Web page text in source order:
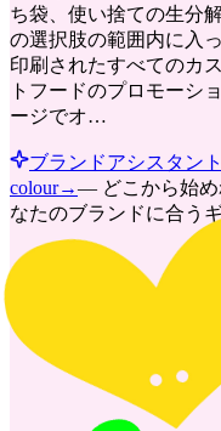
ち袋、使い捨ての生分
の選択肢の範囲内に入
印刷されたすべてのカ
トフードのプロモーシ
ージでオ…
ブランドアシスタン
colour→— どこから始
なたのブランドに合う